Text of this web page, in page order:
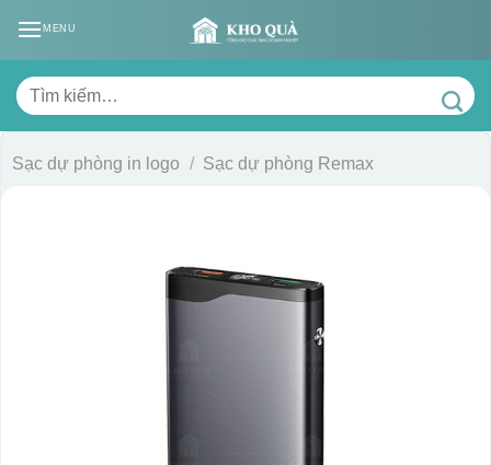
MENU
Tìm
kiếm:
Sạc dự phòng in logo / Sạc dự phòng Remax